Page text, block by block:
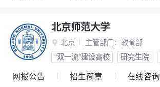
北京师范大学
 北京 主管部门： 教育部
“双一流”建设高校
研究生院
网报公告 招生简章 在线咨询